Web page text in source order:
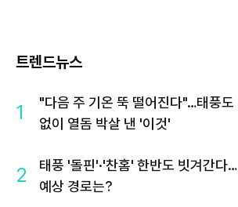
트렌드뉴스
1
"다음 주 기온 뚝 떨어진다"…태풍도
없이 열돔 박살 낸 '이것'
2
태풍 '돌핀'·'찬홈' 한반도 빗겨간다…
예상 경로는?